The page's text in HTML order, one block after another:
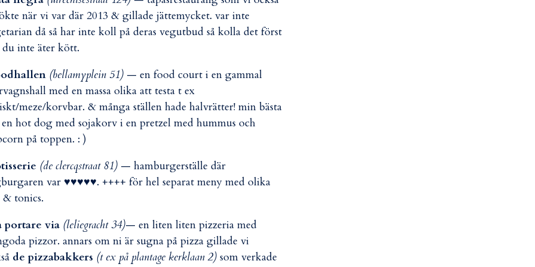
när vi var där 2013 & gillade jättemycket. var inte
då så har inte koll på deras vegutbud så kolla det först
inte äter kött.
(bellamyplein 51) — en food court i en gammal
med en massa olika att testa t ex
meze/korvbar. & många ställen hade halvrätter! min bästa
hot dog med sojakorv i en pretzel med hummus och
på toppen. : )
(de clercqstraat 81) — hamburgerställe där
var ♥♥♥♥♥. ++++ för hel separat meny med olika
tonics.
portare via (leliegracht 34)— en liten liten pizzeria med
pizzor. annars om ni är sugna på pizza gillade vi
de pizzabakkers (t ex på plantage kerklaan 2) som verkade